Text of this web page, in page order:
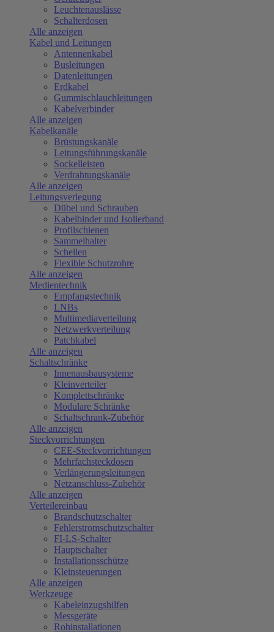
Leuchtenauslässe
Schalterdosen
Alle anzeigen
Kabel und Leitungen
Antennenkabel
Busleitungen
Datenleitungen
Erdkabel
Gummischlauchleitungen
Kabelverbinder
Alle anzeigen
Kabelkanäle
Brüstungskanäle
Leitungsführungskanäle
Sockelleisten
Verdrahtungskanäle
Alle anzeigen
Leitungsverlegung
Dübel und Schrauben
Kabelbinder und Isolierband
Profilschienen
Sammelhalter
Schellen
Flexible Schutzrohre
Alle anzeigen
Medientechnik
Empfangstechnik
LNBs
Multimediaverteilung
Netzwerkverteilung
Patchkabel
Alle anzeigen
Schaltschränke
Innenausbausysteme
Kleinverteiler
Komplettschränke
Modulare Schränke
Schaltschrank-Zubehör
Alle anzeigen
Steckvorrichtungen
CEE-Steckvorrichtungen
Mehrfachsteckdosen
Verlängerungsleitungen
Netzanschluss-Zubehör
Alle anzeigen
Verteilereinbau
Brandschutzschalter
Fehlerstromschutzschalter
FI-LS-Schalter
Hauptschalter
Installationsschütze
Kleinsteuerungen
Alle anzeigen
Werkzeuge
Kabeleinzugshilfen
Messgeräte
Rohinstallationen